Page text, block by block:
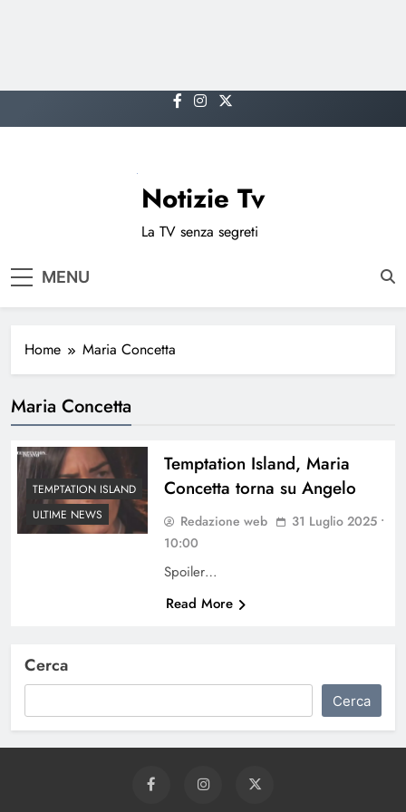
to
Notizie Tv
La TV senza segreti
MENU
Home Maria Concetta
Maria Concetta
TEMPTATION ISLAND
ULTIME NEWS
Temptation Island, Maria
Concetta torna su Angelo
Redazione web
31 Luglio 2025 •
10:00
Spoiler…
Read More
Cerca
Cerca